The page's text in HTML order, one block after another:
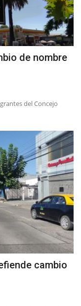
de nombre
del Concejo
cambio